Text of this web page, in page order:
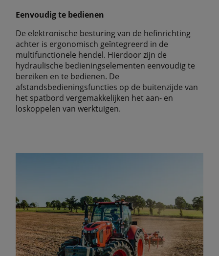
Eenvoudig te bedienen
De elektronische besturing van de hefinrichting
achter is ergonomisch geïntegreerd in de
multifunctionele hendel. Hierdoor zijn de
hydraulische bedieningselementen eenvoudig te
bereiken en te bedienen. De
afstandsbedieningsfuncties op de buitenzijde van
het spatbord vergemakkelijken het aan- en
loskoppelen van werktuigen.